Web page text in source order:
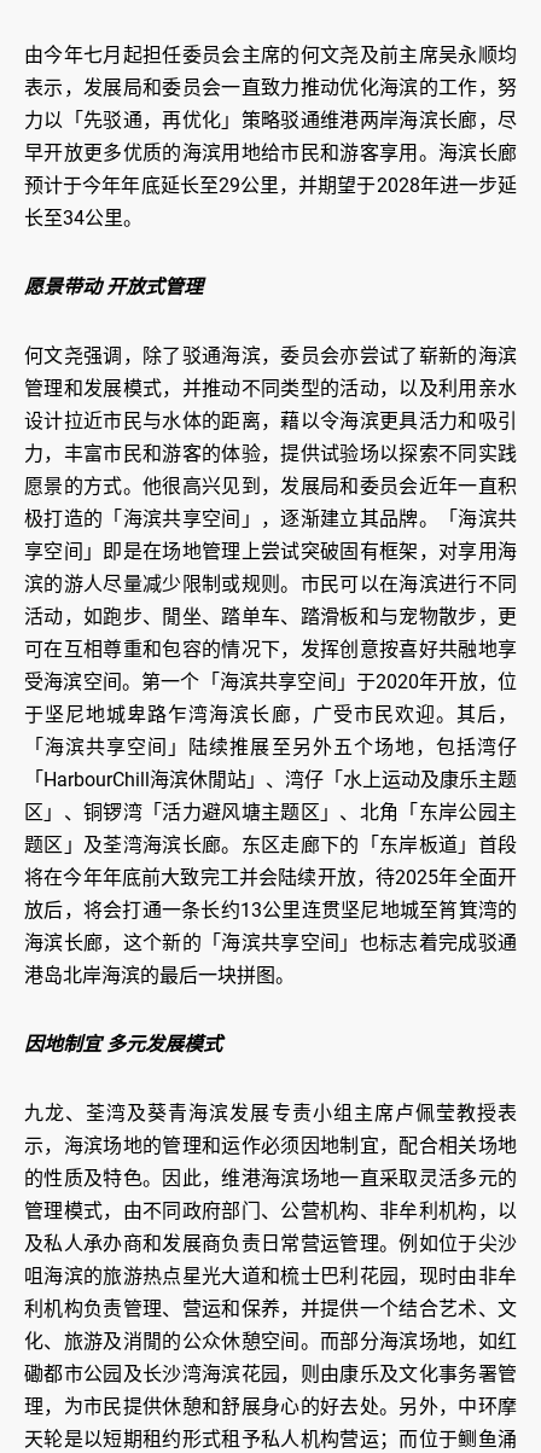
由今年七月起担任委员会主席的何文尧及前主席吴永顺均
表示，发展局和委员会一直致力推动优化海滨的工作，努
力以「先驳通，再优化」策略驳通维港两岸海滨长廊，尽
早开放更多优质的海滨用地给市民和游客享用。海滨长廊
预计于今年年底延长至29公里，并期望于2028年进一步延
长至34公里。
愿景带动 开放式管理
何文尧强调，除了驳通海滨，委员会亦尝试了崭新的海滨
管理和发展模式，并推动不同类型的活动，以及利用亲水
设计拉近市民与水体的距离，藉以令海滨更具活力和吸引
力，丰富市民和游客的体验，提供试验场以探索不同实践
愿景的方式。他很高兴见到，发展局和委员会近年一直积
极打造的「海滨共享空间」，逐渐建立其品牌。「海滨共
享空间」即是在场地管理上尝试突破固有框架，对享用海
滨的游人尽量减少限制或规则。市民可以在海滨进行不同
活动，如跑步、閒坐、踏单车、踏滑板和与宠物散步，更
可在互相尊重和包容的情况下，发挥创意按喜好共融地享
受海滨空间。第一个「海滨共享空间」于2020年开放，位
于坚尼地城卑路乍湾海滨长廊，广受市民欢迎。其后，
「海滨共享空间」陆续推展至另外五个场地，包括湾仔
「HarbourChill海滨休閒站」、湾仔「水上运动及康乐主题
区」、铜锣湾「活力避风塘主题区」、北角「东岸公园主
题区」及荃湾海滨长廊。东区走廊下的「东岸板道」首段
将在今年年底前大致完工并会陆续开放，待2025年全面开
放后，将会打通一条长约13公里连贯坚尼地城至筲箕湾的
海滨长廊，这个新的「海滨共享空间」也标志着完成驳通
港岛北岸海滨的最后一块拼图。
因地制宜 多元发展模式
九龙、荃湾及葵青海滨发展专责小组主席卢佩莹教授表
示，海滨场地的管理和运作必须因地制宜，配合相关场地
的性质及特色。因此，维港海滨场地一直采取灵活多元的
管理模式，由不同政府部门、公营机构、非牟利机构，以
及私人承办商和发展商负责日常营运管理。例如位于尖沙
咀海滨的旅游热点星光大道和梳士巴利花园，现时由非牟
利机构负责管理、营运和保养，并提供一个结合艺术、文
化、旅游及消閒的公众休憩空间。而部分海滨场地，如红
磡都市公园及长沙湾海滨花园，则由康乐及文化事务署管
理，为市民提供休憩和舒展身心的好去处。另外，中环摩
天轮是以短期租约形式租予私人机构营运；而位于鲗鱼涌